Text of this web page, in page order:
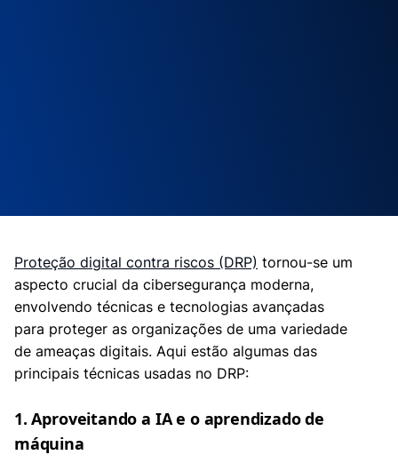
Proteção digital contra riscos (DRP) tornou-se um
aspecto crucial da cibersegurança moderna,
envolvendo técnicas e tecnologias avançadas
para proteger as organizações de uma variedade
de ameaças digitais. Aqui estão algumas das
principais técnicas usadas no DRP:
1. Aproveitando a IA e o aprendizado de
máquina